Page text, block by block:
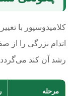
کلامیدوسپور با
اندام بزرگی را
رشد آن کند می‌گردد
مرحله